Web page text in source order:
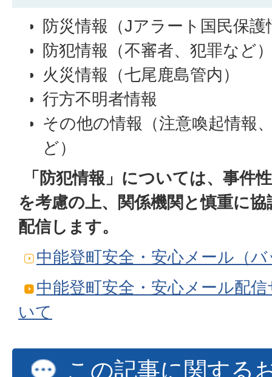
防災情報（Jアラート国民保護
防犯情報（不審者、犯罪など
火災情報（七尾鹿島管内）
行方不明者情報
その他の情報（注意喚起情報
ど）
「防犯情報」については、事件
を考慮の上、関係機関と慎重に
配信します。
中能登町安全・安心メール（
中能登町安全・安心メール配
いて
この記事に関する